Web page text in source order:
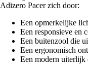
Adizero Pacer zich door:
Een opmerkelijke
Een responsieve en
Een buitenzool die
Een ergonomisch
Een modern uiterlijk